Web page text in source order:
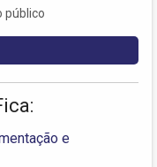
público
e